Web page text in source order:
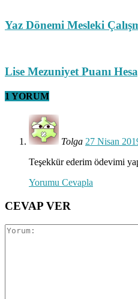
Yaz Dönemi Mesleki
Lise Mezuniyet Puanı
1 YORUM
Tolga 27 Nisan
Teşekkür ederim ödevimi
Yorumu Cevapla
CEVAP VER